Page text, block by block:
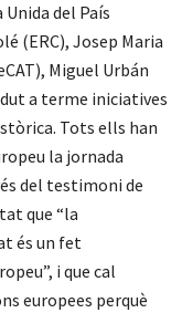
del País
(ERC), Josep Maria
Miguel Urbán
a terme iniciatives
Tots ells han
la jornada
del testimoni de
que “la
és un fet
i que cal
europees perquè